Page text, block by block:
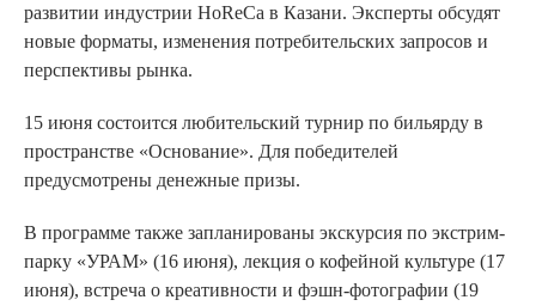
развитии индустрии HoReCa в Казани. Эксперты обсудят
новые форматы, изменения потребительских запросов и
перспективы рынка.
15 июня состоится любительский турнир по бильярду в
пространстве «Основание». Для победителей
предусмотрены денежные призы.
В программе также запланированы экскурсия по экстрим-
парку «УРАМ» (16 июня), лекция о кофейной культуре (17
июня), встреча о креативности и фэшн-фотографии (19